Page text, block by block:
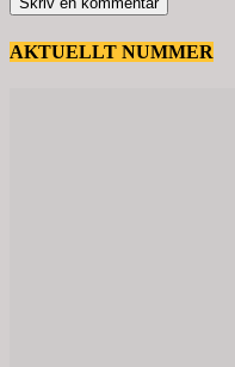
AKTUELLT NUMMER